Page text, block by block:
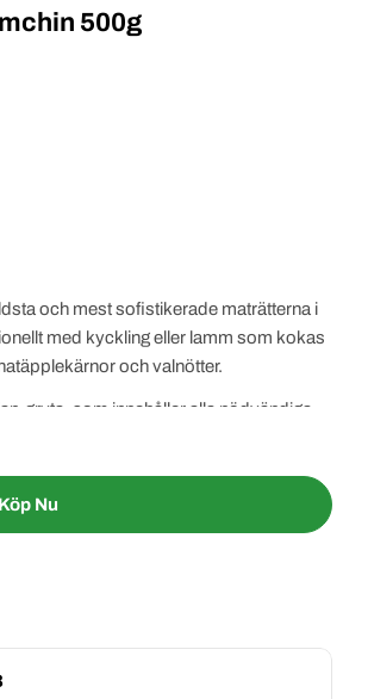
500g
och mest sofistikerade maträtterna i
med kyckling eller lamm som kokas
och valnötter.
gryta, som innehåller alla nödvändiga
rätten. Denna fyllning gör det enkelt att
gång.
Gryta Kamchin 500g
Till Fessenjan Gryta Kamchin
Köp Nu